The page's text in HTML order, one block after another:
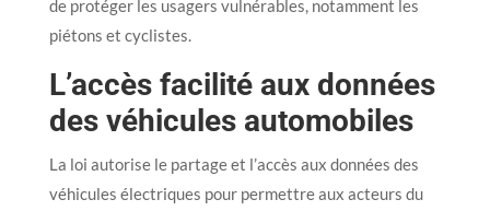
de protéger les usagers vulnérables, notamment les
piétons et cyclistes.
L’accès facilité aux données
des véhicules automobiles
La loi autorise le partage et l’accès aux données des
véhicules électriques pour permettre aux acteurs du